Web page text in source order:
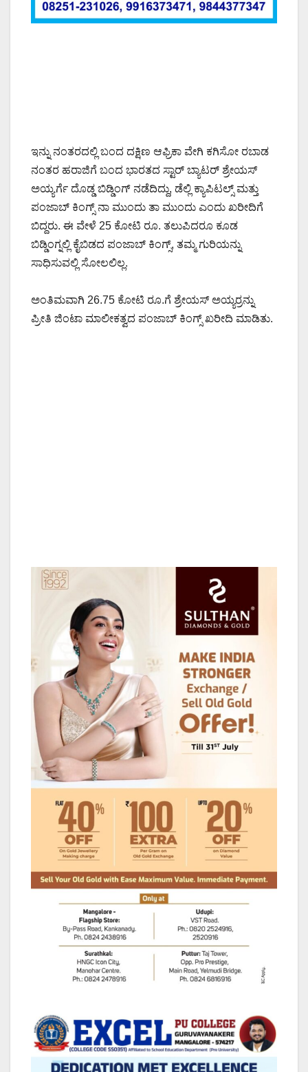
ಇನ್ನು ನಂತರದಲ್ಲಿ ಬಂದ ದಕ್ಷಿಣ ಆಫ್ರಿಕಾ ವೇಗಿ ಕಗಿಸೋ ರಬಾಡ
ನಂತರ ಹರಾಜಿಗೆ ಬಂದ ಭಾರತದ ಸ್ಟಾರ್ ಬ್ಯಾಟರ್ ಶ್ರೇಯಸ್
ಅಯ್ಯರ್ಗೆ ದೊಡ್ಡ ಬಿಡ್ಡಿಂಗ್ ನಡೆದಿದ್ದು, ಡೆಲ್ಲಿ ಕ್ಯಾಪಿಟಲ್ಸ್ ಮತ್ತು
ಪಂಜಾಬ್ ಕಿಂಗ್ಸ್ ನಾ ಮುಂದು ತಾ ಮುಂದು ಎಂದು ಖರೀದಿಗೆ
ಬಿದ್ದರು. ಈ ವೇಳೆ 25 ಕೋಟಿ ರೂ. ತಲುಪಿದರೂ ಕೂಡ
ಬಿಡ್ಡಿಂಗ್ನಲ್ಲಿ ಕೈಬಿಡದ ಪಂಜಾಬ್ ಕಿಂಗ್ಸ್, ತಮ್ಮ ಗುರಿಯನ್ನು
ಸಾಧಿಸುವಲ್ಲಿ ಸೋಲಲಿಲ್ಲ.
ಅಂತಿಮವಾಗಿ 26.75 ಕೋಟಿ ರೂ.ಗೆ ಶ್ರೇಯಸ್ ಅಯ್ಯರ್ರನ್ನು
ಪ್ರೀತಿ ಜಿಂಟಾ ಮಾಲೀಕತ್ವದ ಪಂಜಾಬ್ ಕಿಂಗ್ಸ್ ಖರೀದಿ ಮಾಡಿತು.